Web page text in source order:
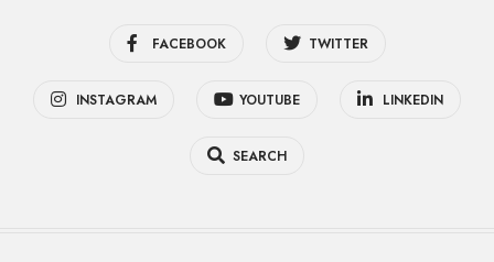
FACEBOOK TWITTER
INSTAGRAM YOUTUBE LINKEDIN
SEARCH